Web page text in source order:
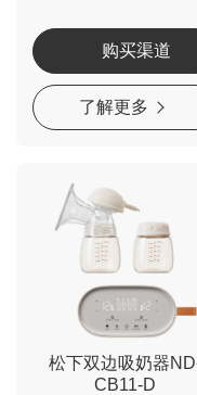
购买渠道
了解更多
松下双边吸奶器
CB11-D